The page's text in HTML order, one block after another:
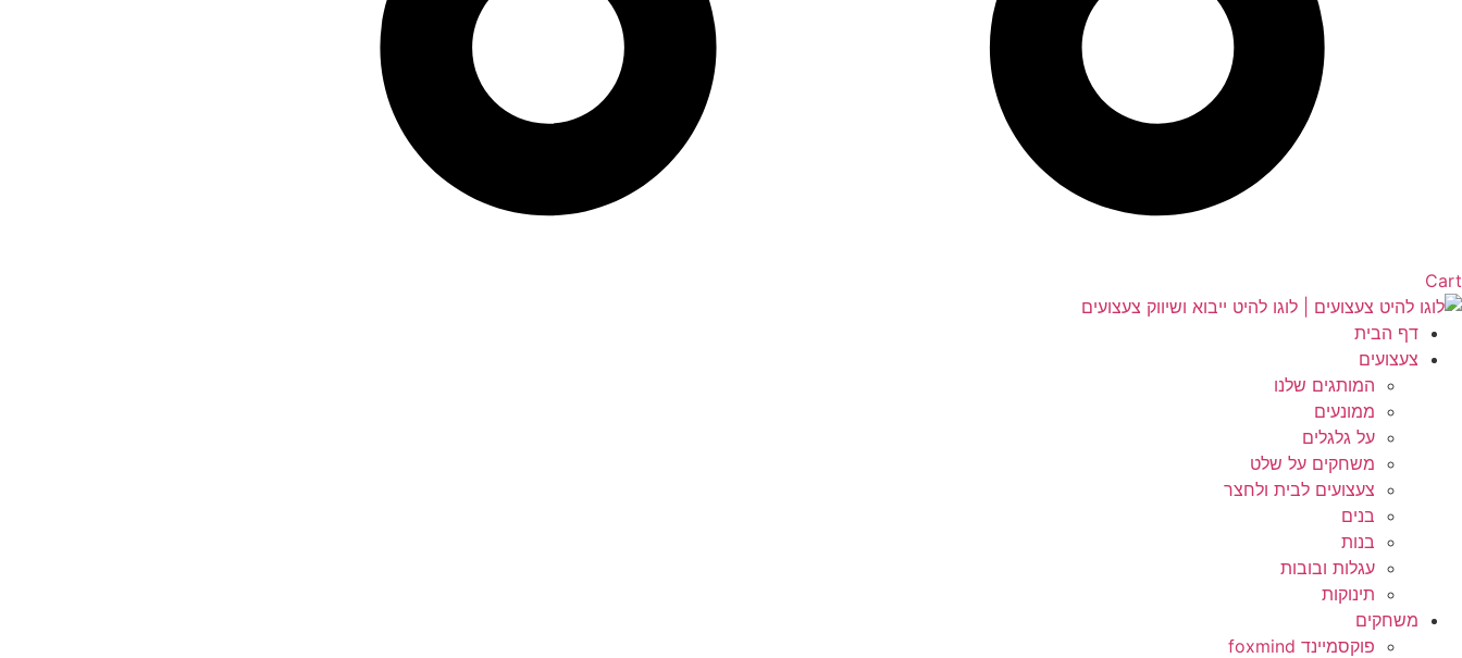
Cart
דף הבית
צעצועים
המותגים שלנו
ממונעים
על גלגלים
משחקים על שלט
צעצועים לבית ולחצר
בנים
בנות
עגלות ובובות
תינוקות
משחקים
פוקסמיינד foxmind